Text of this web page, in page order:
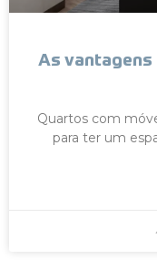
As vantagens
Quartos com
para ter um